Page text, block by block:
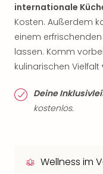
internationale
Kosten. Außerdem
einem
lassen. Komm
kulinarischen Vielfalt
Deine
kostenlos.
Wellness im